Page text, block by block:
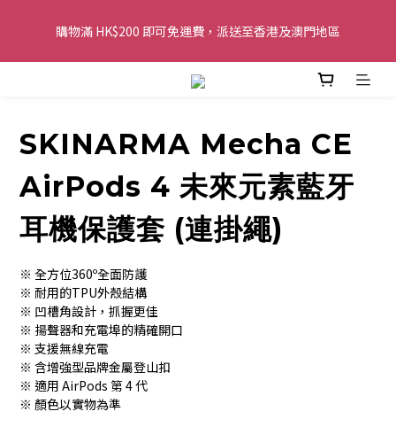
購物滿 HK$200 即可免運費，派送至香港及澳門地區
購物滿 HK$200 即可免運費，派送至香港及澳門地區
全單金額：每滿 HK$250，以轉數快或八達通方式付款，額外再減
歡迎 WhatsApp 6123 6918 查詢或電郵到
購物滿 HK$200 即可免運費，派送至香港及澳門地區
SKINARMA Mecha CE
AirPods 4 未來元素藍牙
耳機保護套 (連掛繩)
※ 全方位360º全面防護
※ 耐用的TPU外殼結構
※ 凹槽角設計，抓握更佳
※ 揚聲器和充電埠的精確開口
※ 支援無線充電
※ 含增強型品牌金屬登山扣
※ 適用 AirPods 第 4 代
※ 顏色以實物為準